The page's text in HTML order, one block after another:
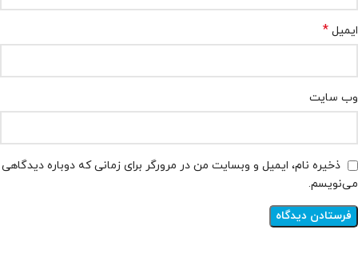
ایمیل *
وب‌ سایت
ذخیره نام، ایمیل و وبسایت من در مرورگر برای زمانی که دوباره دیدگاهی
می‌نویسم.